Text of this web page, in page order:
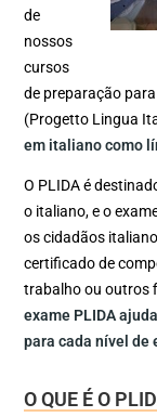
de
nossos
cursos
de preparação
(Progetto Lingua
em italiano como
O PLIDA é
o italiano, e o
os cidadãos
certificado de
trabalho ou outros
exame PLIDA
para cada nível de
O QUE É O